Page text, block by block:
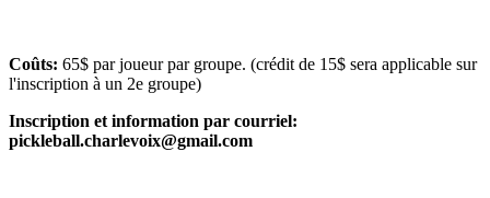
Coûts: 65$ par joueur par groupe. (crédit de 15$ sera applicable sur
l'inscription à un 2e groupe)
Inscription et information par courriel:
pickleball.charlevoix@gmail.com